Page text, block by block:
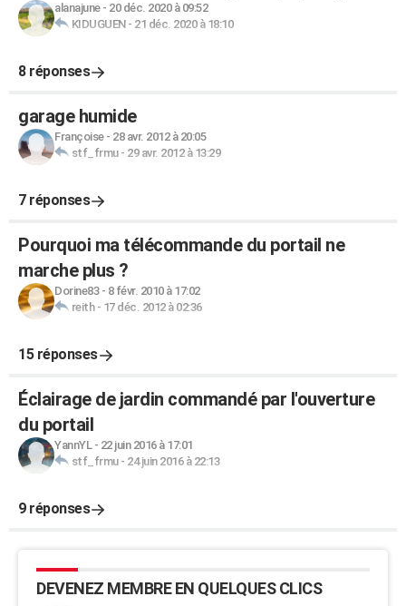
alanajune- 20 déc. 2020 à 09:52
KIDUGUEN- 21 déc. 2020 à 18:10
8 réponses
garage humide
Françoise- 28 avr. 2012 à 20:05
stf_frmu- 29 avr. 2012 à 13:29
7 réponses
Pourquoi ma télécommande du portail ne
marche plus ?
Dorine83- 8 févr. 2010 à 17:02
reith- 17 déc. 2012 à 02:36
15 réponses
Éclairage de jardin commandé par l'ouverture
du portail
YannYL- 22 juin 2016 à 17:01
stf_frmu- 24 juin 2016 à 22:13
9 réponses
DEVENEZ MEMBRE EN QUELQUES CLICS